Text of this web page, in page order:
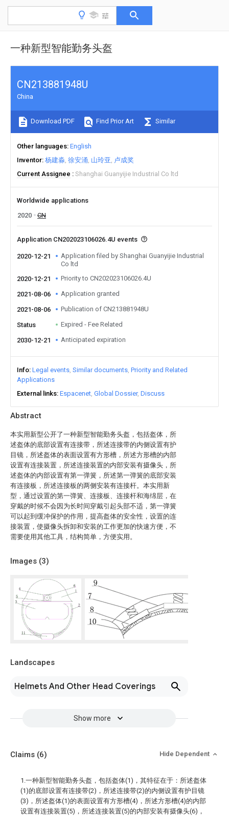
一种新型智能勤务头盔
Abstract
本实用新型公开了一种新型智能勤务头盔，包括盔体，所
述盔体的底部设置有连接带，所述连接带的内侧设置有护
目镜，所述盔体的表面设置有方形槽，所述方形槽的内部
设置有连接装置，所述连接装置的内部安装有摄像头，所
述盔体的内部设置有第一弹簧，所述第一弹簧的底部安装
有连接板，所述连接板的两侧安装有连接杆。本实用新
型，通过设置的第一弹簧、连接板、连接杆和海绵层，在
穿戴的时候不会因为长时间穿戴引起头部不适，第一弹簧
可以起到缓冲保护的作用，提高盔体的安全性，设置的连
接装置，使摄像头拆卸和安装的工作更加的快速方便，不
需要使用其他工具，结构简单，方便实用。
Images (3)
Landscapes
Helmets And Other Head Coverings
Show more
CN213881948U
China
Download PDF Find Prior Art Similar
Other languages English
Inventor 杨建淼 徐安涌 山玲亚 卢成奖
Current Assignee
Shanghai Guanyijie Industrial Co ltd
Worldwide applications
2020
CN
Application CN202023106026.4U events
2020-12-21
Application filed by Shanghai Guanyijie Industrial
Co ltd
2020-12-21
Priority to CN202023106026.4U
2021-08-06 Application granted
2021-08-06 Publication of CN213881948U
Status Expired - Fee Related
2030-12-21 Anticipated expiration
Info Legal events Similar documents Priority and Related
Applications
External links Espacenet Global Dossier Discuss
Claims (6) Hide Dependent
1.一种新型智能勤务头盔，包括盔体(1)，其特征在于：所述盔体
(1)的底部设置有连接带(2)，所述连接带(2)的内侧设置有护目镜
(3)，所述盔体(1)的表面设置有方形槽(4)，所述方形槽(4)的内部
设置有连接装置(5)，所述连接装置(5)的内部安装有摄像头(6)，